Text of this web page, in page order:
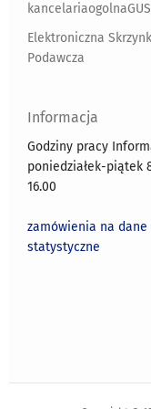
Elektroniczna
Podawcza
Informacja
Godziny pracy
poniedziałek-piątek
16.00
zamówienia na dane
statystyczne